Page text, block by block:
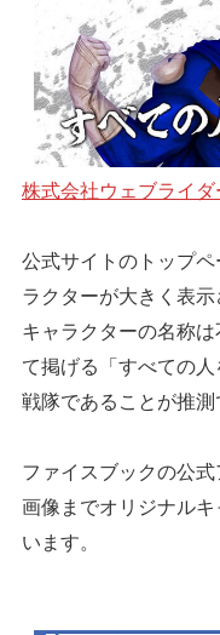
株式会社ウェブライ
公式サイトのトップ
ラクターが大きく表示
キャラクターの名称
て掲げる「すべての
戦隊であることが推測
ファイスブックの公
画像までオリジナル
います。